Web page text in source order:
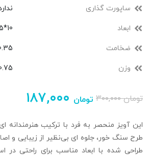
ساپورت گذاری
ابعاد 10*10.5 میلیمتر
ضخامت 0.35
وزن 0.75
۳۰۰,۰۰۰تومان ۱۸۷,۰۰۰ تومان
این آویز منحصر به فرد با ترکیب هنرمندانه‌
طرح سنگ‌ خور، جلوه‌ ای بی‌نظیر از زیبایی و
طراحی شده با ابعاد مناسب برای راحتی در